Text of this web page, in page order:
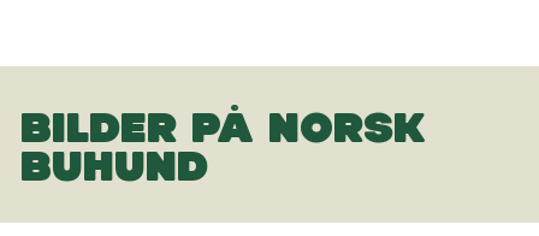
BILDER PÅ NORSK
BUHUND